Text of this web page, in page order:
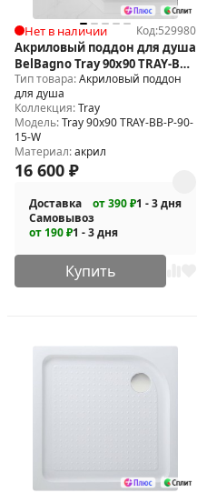
Нет в наличии Код:529980
Акриловый поддон для душа
BelBagno Tray 90x90 TRAY-BB-
P-90-15-W
Тип товара:Акриловый поддон
для душа
Коллекция:Tray
Модель:Tray 90x90 TRAY-BB-P-90-
15-W
Материал:акрил
16 600 ₽
Доставка от 390 ₽1 - 3 дня
Самовывоз
от 190 ₽1 - 3 дня
Купить